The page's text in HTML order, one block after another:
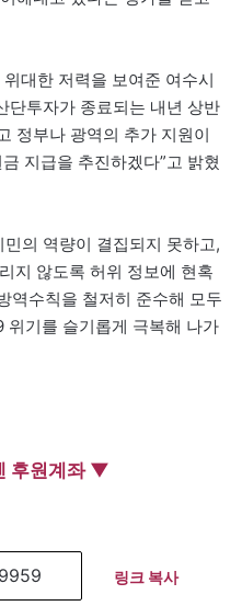
대한 저력을 보여준 여수시
단투자가 종료되는 내년 상반
정부나 광역의 추가 지원이
지급을 추진하겠다”고 밝혔
의 역량이 결집되지 못하고,
지 않도록 허위 정보에 현혹
역수칙을 철저히 준수해 모두
위기를 슬기롭게 극복해 나가
후원계좌 ▼
링크 복사